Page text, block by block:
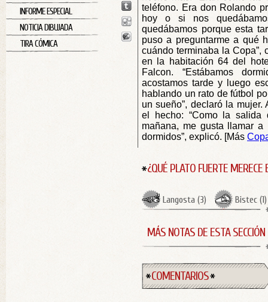
INFORME ESPECIAL
NOTICIA DIBUJADA
TIRA CÓMICA
teléfono. Era don Rolando
hoy o si nos
quedábamos porque esta
puso a preguntarme a qué
cuándo terminaba la Copa”,
en la habitación 64 del
Falcon. “Estábamos
acostamos tarde y luego
hablando un rato de fútbol
un sueño”, declaró la
el hecho: “Como la
mañana, me gusta llamar
dormidos”, explicó. [Más
¿QUÉ PLATO FUERTE MERECE
Langosta (3) Bistec (1)
MÁS NOTAS DE ESTA SECCIÓN
COMENTARIOS